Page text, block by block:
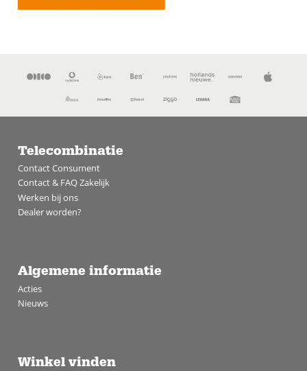
Telecombinatie
Contact Consument
Contact & FAQ Zakelijk
Werken bij ons
Dealer worden?
Algemene informatie
Acties
Nieuws
Winkel vinden